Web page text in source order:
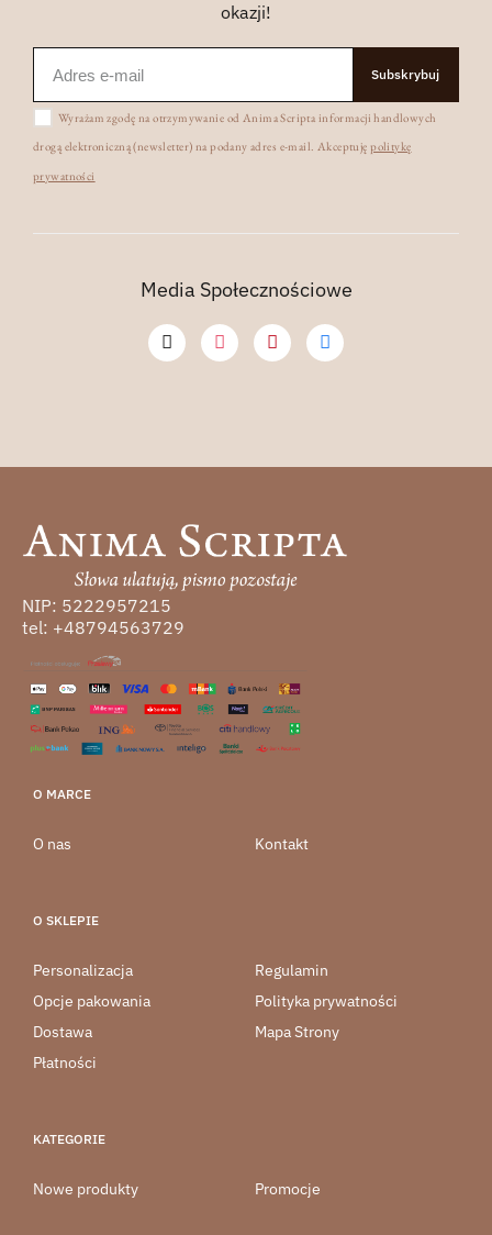
okazji!
Subskrybuj
Wyrażam zgodę na otrzymywanie od Anima Scripta informacji handlowych
drogą elektroniczną (newsletter) na podany adres e-mail. Akceptujępolitykę
prywatności
Media Społecznościowe
NIP: 5222957215
tel: +48794563729
O MARCE
O nas Kontakt
O SKLEPIE
Personalizacja
Opcje pakowania
Dostawa
Płatności
Regulamin
Polityka prywatności
Mapa Strony
KATEGORIE
Nowe produkty Promocje